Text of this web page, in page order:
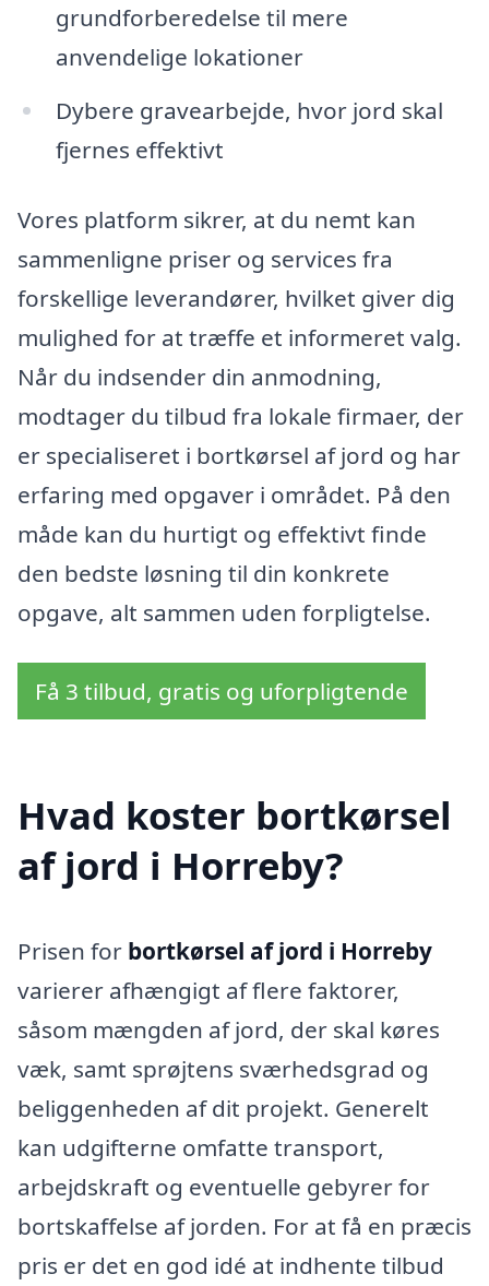
grundforberedelse til mere
anvendelige lokationer
Dybere gravearbejde, hvor jord skal
fjernes effektivt
Vores platform sikrer, at du nemt kan
sammenligne priser og services fra
forskellige leverandører, hvilket giver dig
mulighed for at træffe et informeret valg.
Når du indsender din anmodning,
modtager du tilbud fra lokale firmaer, der
er specialiseret i bortkørsel af jord og har
erfaring med opgaver i området. På den
måde kan du hurtigt og effektivt finde
den bedste løsning til din konkrete
opgave, alt sammen uden forpligtelse.
Få 3 tilbud, gratis og uforpligtende
Hvad koster bortkørsel
af jord i Horreby?
Prisen for bortkørsel af jord i Horreby
varierer afhængigt af flere faktorer,
såsom mængden af jord, der skal køres
væk, samt sprøjtens sværhedsgrad og
beliggenheden af dit projekt. Generelt
kan udgifterne omfatte transport,
arbejdskraft og eventuelle gebyrer for
bortskaffelse af jorden. For at få en præcis
pris er det en god idé at indhente tilbud